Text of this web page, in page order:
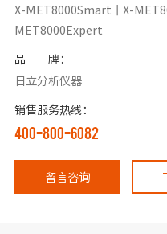
X-MET8000Smart丨X-
MET8000Expert
品 牌：
日立分析仪器
销售服务热线：
400-800-6082
留言咨询